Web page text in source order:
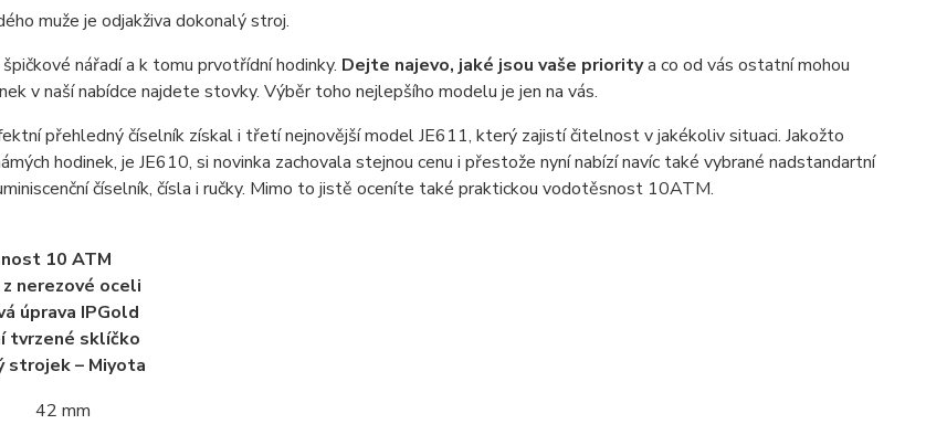
muže je odjakživa dokonalý stroj.
nářadí a k tomu prvotřídní hodinky. Dejte najevo, jaké jsou vaše prioritya co od vás ostatní mohou
v naší nabídce najdete stovky. Výběr toho nejlepšího modelu je jen na vás.
přehledný číselník získal i třetí nejnovější model JE611, který zajistí čitelnost v jakékoliv situaci. Jakožto
hodinek, je JE610, si novinka zachovala stejnou cenu i přestože nyní nabízí navíc také vybrané nadstandartní
číselník, čísla i ručky. Mimo to jistě oceníte také praktickou vodotěsnost 10ATM.
10 ATM
nerezové oceli
úprava IPGold
tvrzené sklíčko
strojek – Miyota
42 mm